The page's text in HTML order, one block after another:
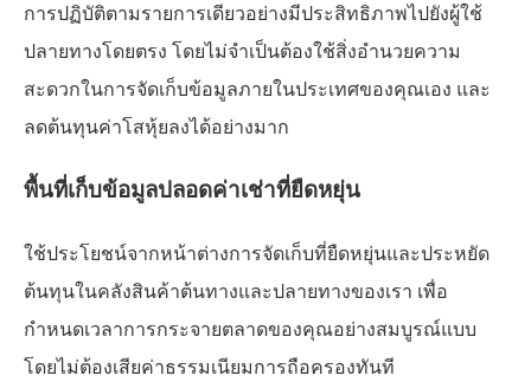
การปฏิบัติตามรายการเดียวอย่างมีประสิทธิภาพไปยังผู้ใช้
ปลายทางโดยตรง โดยไม่จำเป็นต้องใช้สิ่งอำนวยความ
สะดวกในการจัดเก็บข้อมูลภายในประเทศของคุณเอง และ
ลดต้นทุนค่าโสหุ้ยลงได้อย่างมาก
พื้นที่เก็บข้อมูลปลอดค่าเช่าที่ยืดหยุ่น
ใช้ประโยชน์จากหน้าต่างการจัดเก็บที่ยืดหยุ่นและประหยัด
ต้นทุนในคลังสินค้าต้นทางและปลายทางของเรา เพื่อ
กำหนดเวลาการกระจายตลาดของคุณอย่างสมบูรณ์แบบ
โดยไม่ต้องเสียค่าธรรมเนียมการถือครองทันที